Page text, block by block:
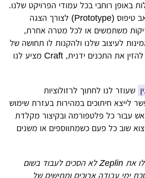
באופן רוחבי בכל עמודי הפרויקט שלנו.
כאשר אנחנו יוצרים אב טיפוס (Prototype) לצורך הצגה
משתמשים או לכל מטרה אחרת,
לעיצוב שלנו ולהקנות לו תחושה של
מוצר אמיתי. במקום להזין את התכנים ידנית, Craft מציע לנו
שעוזר לנו לחתוך לרזולוציות
לייצא חיתוכים במהירות בעזרת שימוש
עבור כל פלטפורמה ובקיצור מקלדת
שוב כל פעם כשמתווספים או משנים
"כל מפתח שהראתי לו את Zeplin לא הסכים לעבוד בשום
ימי עבודה ארוכים ומתישים של